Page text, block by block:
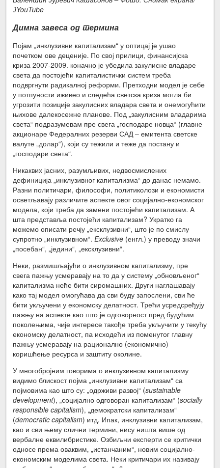
ЈYouTube
Димна завеса од термина
Појам „инклузивни капитализам“ у оптицај је ушао
почетком ове деценије. По свој прилици, финансијска
криза 2007-2009. коначно је убедила закулисне владаре
света да постојећи капиталистички систем треба
подвргнути радикалној реформи. Претходни модел је себе
у потпуности иживео и следећа светска криза могла би
угрозити позиције закулисних владара света и онемогућити
њихове далекосежне планове. Под „закулисним владарима
света“ подразумевам пре свега „господаре новца“ (главне
акционаре Федералних резерви САД – емитента светске
валуте „долар“), који су тежили и теже да постану и
„господари света“.
Никаквих јасних, разумљивих, недвосмислених
дефиниција „инклузивног капитализма“ до данас немамо.
Разни политичари, философи, политиколози и економисти
осветљавају различите аспекте овог социјално-економског
модела, који треба да замени постојећи капитализам. А
шта представља постојећи капитализам? Укратко га
можемо описати речју „ексклузивни“, што је по смислу
супротно „инклузивном“.Exclusive (енгл.) у преводу значи
„посебан“, „једини“, „ексклузивни“.
Неки, размишљајући о инклузивном капитализму, пре
свега пажњу усмеравају на то да у систему „обновљеног“
капитализма неће бити сиромашних. Други наглашавају
како тај модел омогућава да сви буду запослени, сви ће
бити укључени у економску делатност. Трећи усредсређују
пажњу на аспекте као што је одговорност пред будућим
поколењима, чије интересе такође треба укључити у текућу
економску делатност, па исходећи из поменутог главну
пажњу усмеравају на рационално (економично)
коришћење ресурса и заштиту околине.
У многобројним говорима о инклузивном капитализму
видимо блискост појма „инклузивни капитализам“ са
појмовима као што су: „одрживи развој“ (sustainable
development), „социјално одговоран капитализам“ (socially
responsible capitalism), „демократски капитализам“
(democratic capitalism) итд. Ипак, инклузивни капитализам,
као и сви њему слични термини, нису ништа више од
вербалне еквилибристике. Озбиљни експерти се критички
односе према оваквим, „истанчаним“, новим социјално-
економским моделима света. Неки критичари их називају